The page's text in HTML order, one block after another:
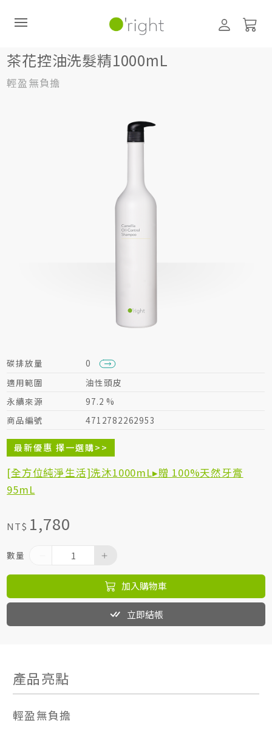
直購訂閱制
1000mL 茶花控油洗髮精1000mL
茶花控油洗髮精1000mL
輕盈無負擔
碳排放量
0
適用範圍
油性頭皮
永續來源
97.2 %
商品編號
4712782262953
最新優惠 擇一選購>>
[全方位純淨生活]洗沐1000mL▸贈 100%天然牙膏
95mL
NT$ 1,780
數量
加入購物車
立即結帳
產品亮點
輕盈無負擔